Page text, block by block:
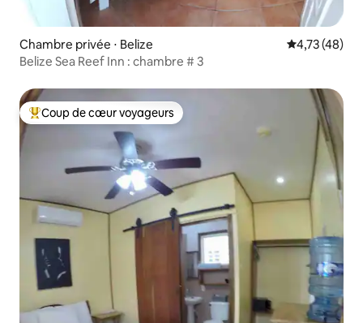
Chambre privée ⋅ Belize Évaluation
4,73 (48)
Belize Sea Reef Inn : chambre # 3
Coups de cœur voyageurs les plus appréciés
Coup de cœur voyageurs